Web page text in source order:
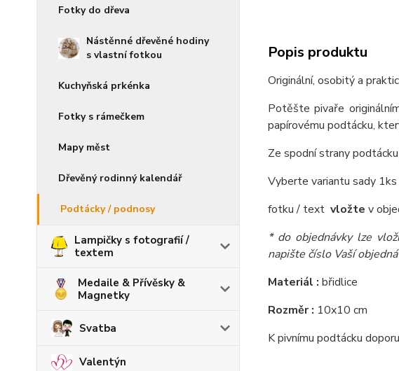
Fotky do dřeva
Nástěnné dřevěné hodiny
s vlastní fotkou
Kuchyňská prkénka
Fotky s rámečkem
Mapy měst
Dřevěný rodinný kalendář
Podtácky / podnosy
Lampičky s fotografií /
textem
Medaile & Přívěsky &
Magnetky
Svatba
Valentýn
Popis produktu
Originální, osobitý a
Potěšte pivaře
papírovému podtácku,
Ze spodní strany
Vyberte variantu sady
fotku / text vložte v
* do objednávky lze
napište číslo Vaší
Materiál : břidlice
Rozměr : 10x10 cm
K pivnímu podtácku